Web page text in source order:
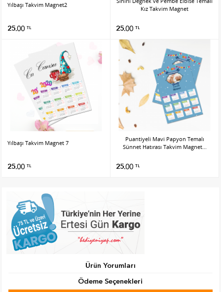
Yılbaşı Takvim Magnet2
25.00 TL
Kız Takvim Magnet
25.00 TL
Yılbaşı Takvim Magnet 7
25.00 TL
Puantiyeli Mavi Papyon Temalı
Sünnet Hatırası Takvim Magnet...
25.00 TL
Ürün Yorumları
Ödeme Seçenekleri